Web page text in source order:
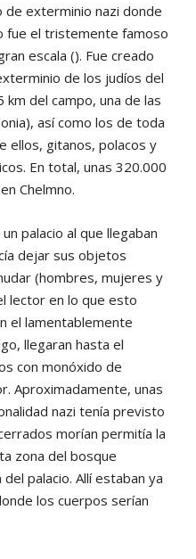
de exterminio nazi donde
fue el tristemente famoso
escala (). Fue creado
de los judíos del
del campo, una de las
así como los de toda
ellos, gitanos, polacos y
En total, unas 320.000
Chelmno.
palacio al que llegaban
dejar sus objetos
(hombres, mujeres y
lector en lo que esto
el lamentablemente
llegaran hasta el
con monóxido de
Aproximadamente, unas
nazi tenía previsto
morían permitía la
zona del bosque
palacio. Allí estaban ya
los cuerpos serían